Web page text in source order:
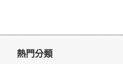
熱門分類